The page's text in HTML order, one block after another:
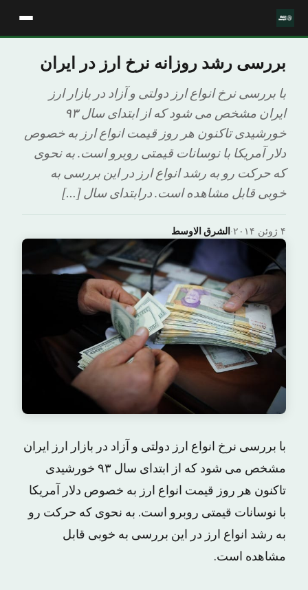
بررسی رشد روزانه نرخ ارز در ایران
با بررسی نرخ انواع ارز دولتی و آزاد در بازار ارز
ایران مشخص می شود که از ابتدای سال ۹۳
خورشیدی تاکنون هر روز قیمت انواع ارز به خصوص
دلار آمریکا با نوسانات قیمتی روبرو است. به نحوی
که حرکت رو به رشد انواع ارز در این بررسی به
خوبی قابل مشاهده است. درابتدای سال […]
الشرق الاوسط· ۴ ژوئن ۲۰۱۴
با بررسی نرخ انواع ارز دولتی و آزاد در بازار ارز ایران
مشخص می شود که از ابتدای سال ۹۳ خورشیدی
تاکنون هر روز قیمت انواع ارز به خصوص دلار آمریکا
با نوسانات قیمتی روبرو است. به نحوی که حرکت رو
به رشد انواع ارز در این بررسی به خوبی قابل
مشاهده است.